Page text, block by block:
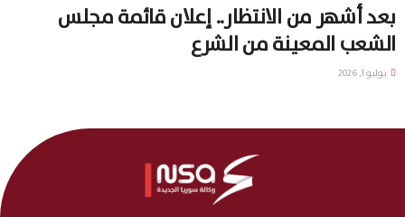
بعد أشهر من الانتظار.. إعلان قائمة مجلس
الشعب المعينة من الشرع
يوليو 1, 2026